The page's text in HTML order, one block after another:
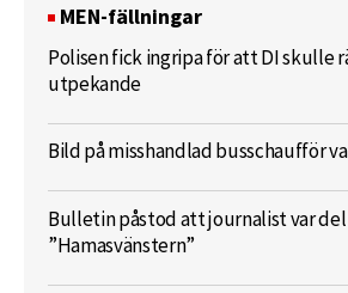
MEN-fällningar
Polisen fick ingripa för att DI skulle
utpekande
Bild på misshandlad busschaufför
Bulletin påstod att journalist var del
”Hamasvänstern”